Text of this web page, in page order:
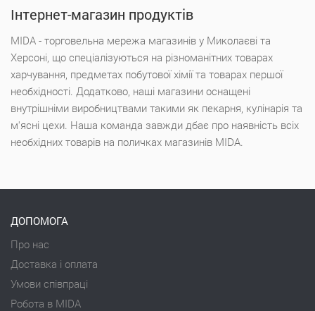
Інтернет-магазин продуктів
MIDA - торговельна мережа магазинів у Миколаєві та
Херсоні, що спеціалізуються на різноманітних товарах
харчування, предметах побутової хімії та товарах першої
необхідності. Додатково, наші магазини оснащені
внутрішніми виробництвами такими як пекарня, кулінарія та
м'ясні цехи. Наша команда завжди дбає про наявність всіх
необхідних товарів на поличках магазинів MIDA.
ДОПОМОГА
Про нас
Доставка і оплата
Умови співпраці
Робота в MIDA